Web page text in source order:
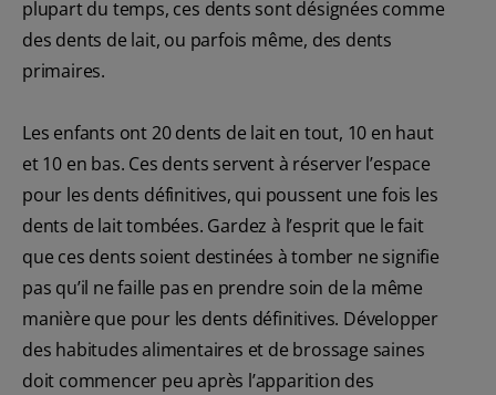
plupart du temps, ces dents sont désignées comme
des dents de lait, ou parfois même, des dents
primaires.
Les enfants ont 20 dents de lait en tout, 10 en haut
et 10 en bas. Ces dents servent à réserver l’espace
pour les dents définitives, qui poussent une fois les
dents de lait tombées. Gardez à l’esprit que le fait
que ces dents soient destinées à tomber ne signifie
pas qu’il ne faille pas en prendre soin de la même
manière que pour les dents définitives. Développer
des habitudes alimentaires et de brossage saines
doit commencer peu après l’apparition des